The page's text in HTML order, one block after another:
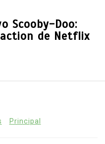
Scooby-Doo:
de Netflix
Principal